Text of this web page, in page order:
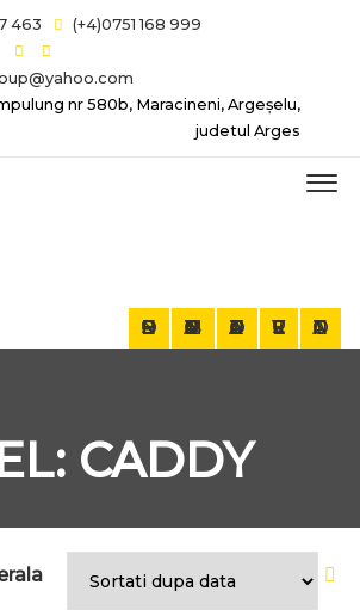
463 (+4)0751 168 999
nr 580b, Maracineni, Argeșelu,
judetul Arges
DESPRE NOI AUTOTURISME AUTOUTILITARE SERVICII CONTACT
CADDY